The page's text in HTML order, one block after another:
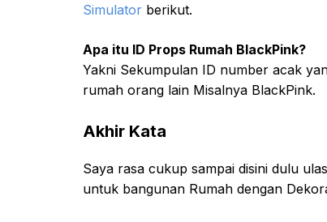
Simulator berikut.
Apa itu ID Props Rumah BlackPink?
Yakni Sekumpulan ID number acak
rumah orang lain Misalnya BlackPink.
Akhir Kata
Saya rasa cukup sampai disini dulu
untuk bangunan Rumah dengan